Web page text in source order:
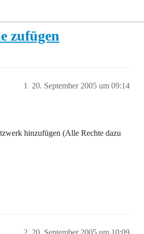
zufügen
20. September 2005 um 09:14
1
hinzufügen (Alle Rechte dazu
20. September 2005 um 10:09
2